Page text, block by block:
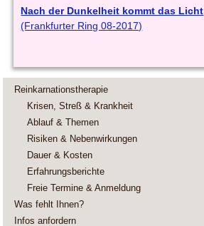
Nach der Dunkelheit kommt das Licht
(Frankfurter Ring 08-2017)
Reinkarnationstherapie
Krisen, Streß & Krankheit
Ablauf & Themen
Risiken & Nebenwirkungen
Dauer & Kosten
Erfahrungsberichte
Freie Termine & Anmeldung
Was fehlt Ihnen?
Infos anfordern